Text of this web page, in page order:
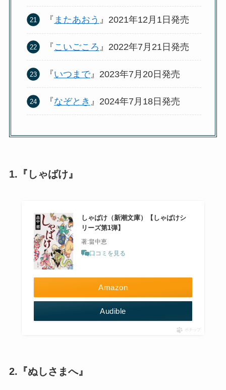
『 またあおう 』2021年12月1日発売
『 こいごころ 』2022年7月21日発売
『いつまで』2023年7月20日発売
『なぞとき 』2024年7月18日発売
1.『しゃばけ』
しゃばけ（新潮文庫）【しゃばけシ
リーズ第1弾】
著:畠中恵
口コミを見る
Amazon
Audible
ポチップ
2.『ぬしさまへ』